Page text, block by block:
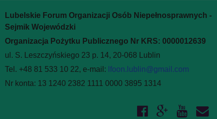
Lubelskie Forum Organizacji Osób Niepełnosprawnych -
Sejmik Wojewódzki
Organizacja Pożytku Publicznego Nr KRS: 0000012639
ul. S. Leszczyńskiego 23 p. 14, 20-068 Lublin
Tel. +48 81 533 10 22, e-mail: lfoon.lublin@gmail.com
Nr konta: 13 1240 2382 1111 0000 3895 1314